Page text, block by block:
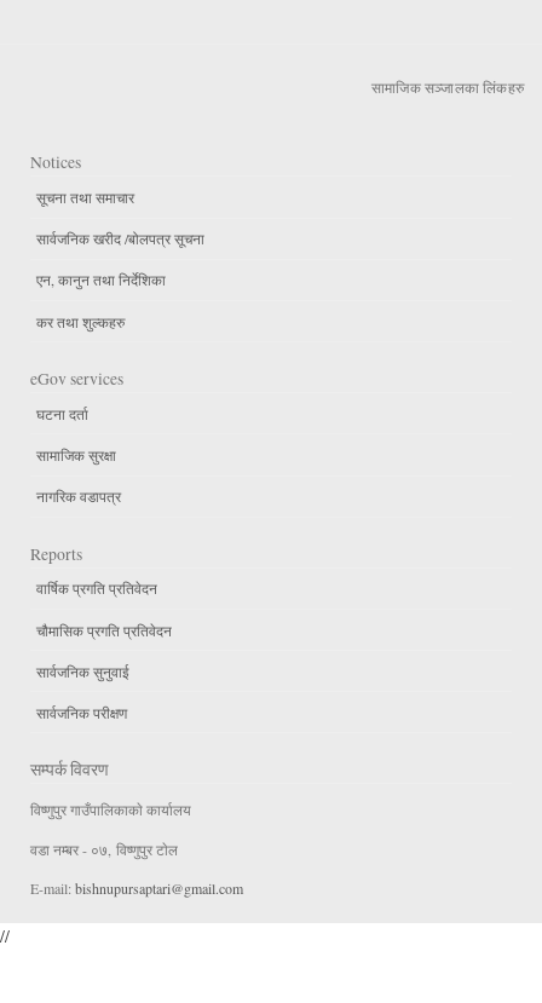
सामाजिक सञ्जालका लिंकहरु
Notices
सूचना तथा समाचार
सार्वजनिक खरीद /बोलपत्र सूचना
एन, कानुन तथा निर्देशिका
कर तथा शुल्कहरु
eGov services
घटना दर्ता
सामाजिक सुरक्षा
नागरिक वडापत्र
Reports
वार्षिक प्रगति प्रतिवेदन
चौमासिक प्रगति प्रतिवेदन
सार्वजनिक सुनुवाई
सार्वजनिक परीक्षण
सम्पर्क विवरण
विष्णुपुर गाउँपालिकाकाे कार्यालय
वडा न‌म्बर - ०७, विष्णुपुर टाेल
E-mail: bishnupursaptari@gmail.com
//